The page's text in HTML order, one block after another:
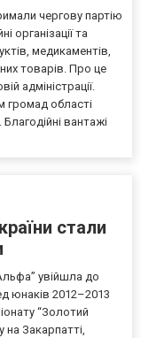
чергову партію
організації та
медикаментів,
товарів. Про це
адміністрації.
громад області
вантажі
стали
увійшла до
юнаків 2012–2013
“Золотий
Закарпатті,